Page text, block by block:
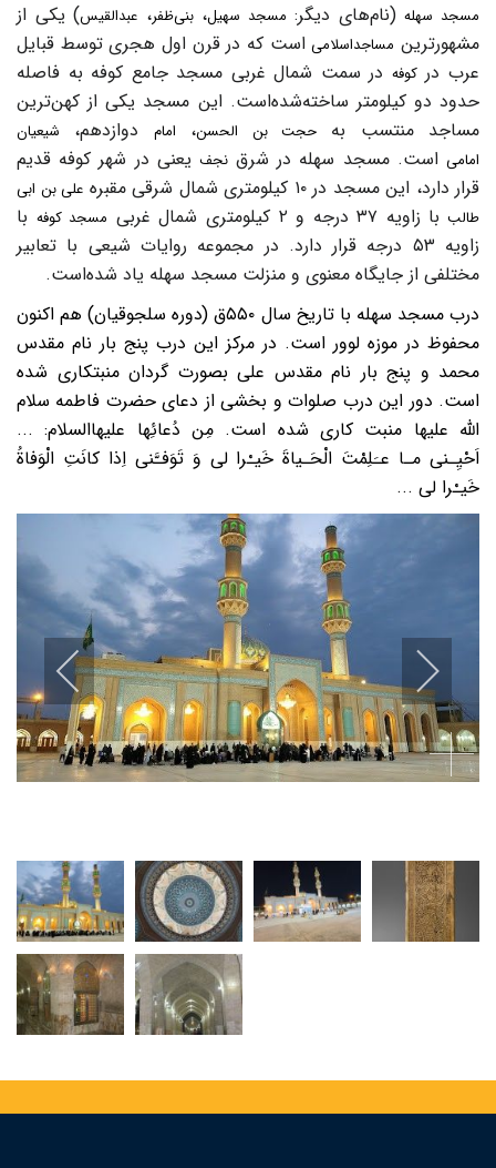
مسجد سهله(نام‌های دیگر: مسجد سهیل،بنی‌ظفر، عبدالقیس) یکی از
مشهورترین مساجداسلامیاست که در قرن اول هجری توسط قبایل
عرب درکوفه در سمت شمال غربی مسجد جامع کوفه به فاصله
حدود دو کیلومتر ساخته‌شده‌است. این مسجد یکی از کهن‌ترین
مساجد منتسب بهحجت بن الحسن، امام دوازدهم،
شیعیان
امامیاست. مسجد سهله در شرقنجف یعنی در شهر کوفه قدیم
قرار دارد، این مسجد در ۱۰ کیلومتری شمال شرقی مقبره
علی بن ابی
طالب با زاویه ۳۷ درجه و ۲ کیلومتری شمال غربی مسجد کوفه با
زاویه ۵۳ درجه قرار دارد. در مجموعه روایات شیعی با تعابیر
مختلفی از جایگاه معنوی و منزلت مسجد سهله یاد شده‌است.
درب مسجد سهله با تاریخ سال ۵۵۰ق (دوره سلجوقیان) هم اکنون
محفوظ در موزه لوور است. در مرکز این درب پنج بار نام مقدس
محمد و پنج بار نام مقدس علی بصورت گردان منبتکاری شده
است. دور این درب صلوات و بخشی از دعای حضرت فاطمه سلام
الله علیها منبت کاری شده است. مِن دُعائِها عليهاالسلام: ...
اَحْيِـنى مـا عـَلِمْتَ الْحَـياةَ خَيـْرا لى وَ تَوَفـَّنى اِذا كانَتِ الْوَفاةُ
خَيـْرا لى ...